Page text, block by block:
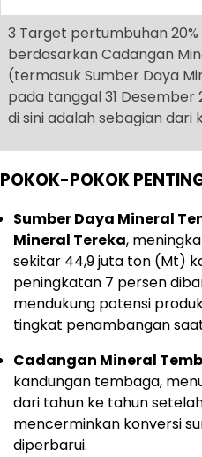
3 Target pertumbuhan
berdasarkan Cadangan
(termasuk Sumber Daya
pada tanggal 31 Desember
di sini adalah sebagian dari
POKOK-POKOK
Sumber Daya Mineral
Mineral Tereka,
sekitar 44,9 juta ton (Mt)
peningkatan 7 persen
mendukung potensi
tingkat penambangan
Cadangan Mineral
kandungan tembaga,
dari tahun ke tahun
mencerminkan konversi
diperbarui.